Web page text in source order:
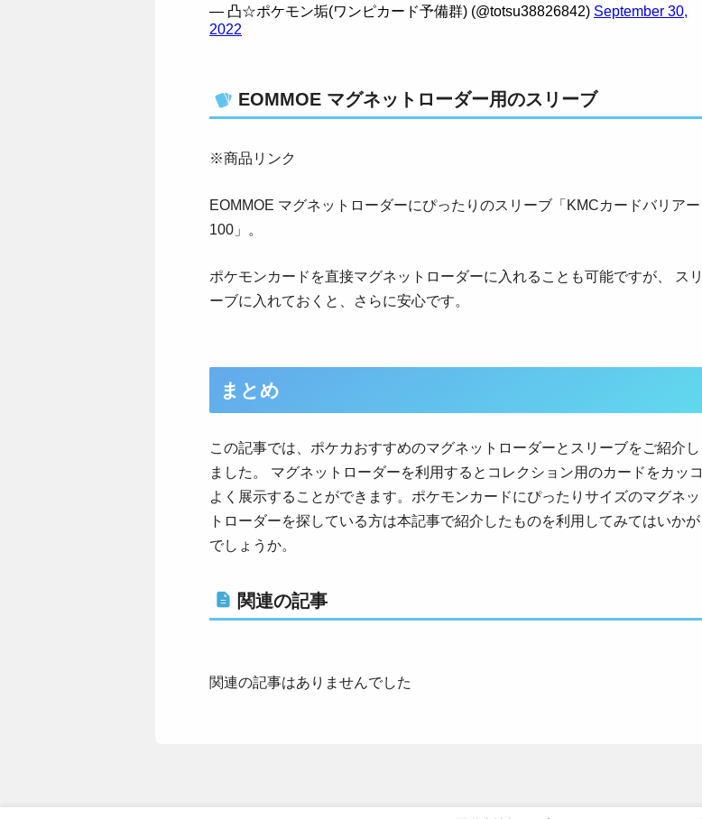
— 凸☆ポケモン垢(ワンピカード予備群) (@totsu38826842) September 30,
2022
EOMMOE マグネットローダー用のスリーブ
※商品リンク
EOMMOE マグネットローダーにぴったりのスリーブ「KMCカードバリアー
100」。
ポケモンカードを直接マグネットローダーに入れることも可能ですが、 スリ
ーブに入れておくと、さらに安心です。
まとめ
この記事では、ポケカおすすめのマグネットローダーとスリーブをご紹介し
ました。 マグネットローダーを利用するとコレクション用のカードをカッコ
よく展示することができます。ポケモンカードにぴったりサイズのマグネッ
トローダーを探している方は本記事で紹介したものを利用してみてはいかが
でしょうか。
関連の記事
関連の記事はありませんでした